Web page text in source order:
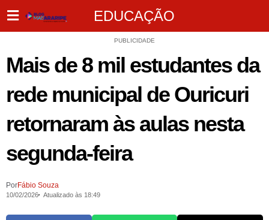
EDUCAÇÃO
PUBLICIDADE
Mais de 8 mil estudantes da
rede municipal de Ouricuri
retornaram às aulas nesta
segunda-feira
PorFábio Souza
10/02/2026 Atualizado às 18:49